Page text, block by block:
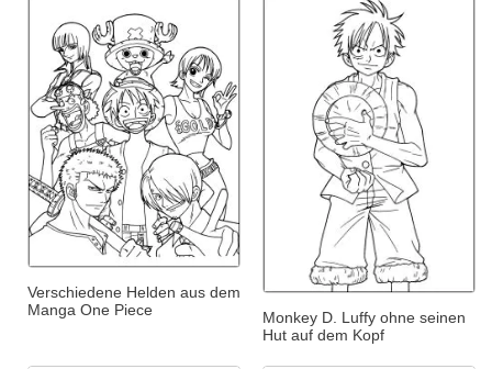
Verschiedene Helden aus dem
Manga One Piece
Monkey D. Luffy ohne seinen
Hut auf dem Kopf